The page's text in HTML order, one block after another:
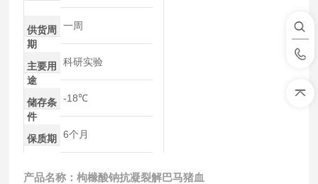
供货周
期
一周
主要用
途
科研实验
储存条
件
-18℃
保质期 6个月
产品名称：枸橼酸钠抗凝裂解巴马猪血